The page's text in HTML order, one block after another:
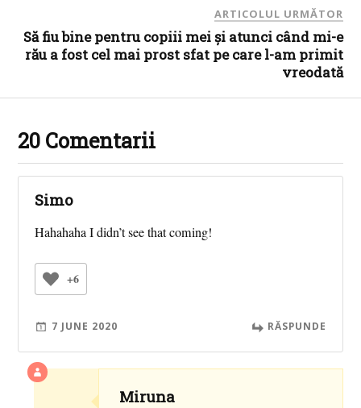
ARTICOLUL URMĂTOR
Să fiu bine pentru copiii mei și atunci când mi-e
rău a fost cel mai prost sfat pe care l-am primit
vreodată
20 Comentarii
Simo
Hahahaha I didn’t see that coming!
+6
7 JUNE 2020 RĂSPUNDE
Miruna